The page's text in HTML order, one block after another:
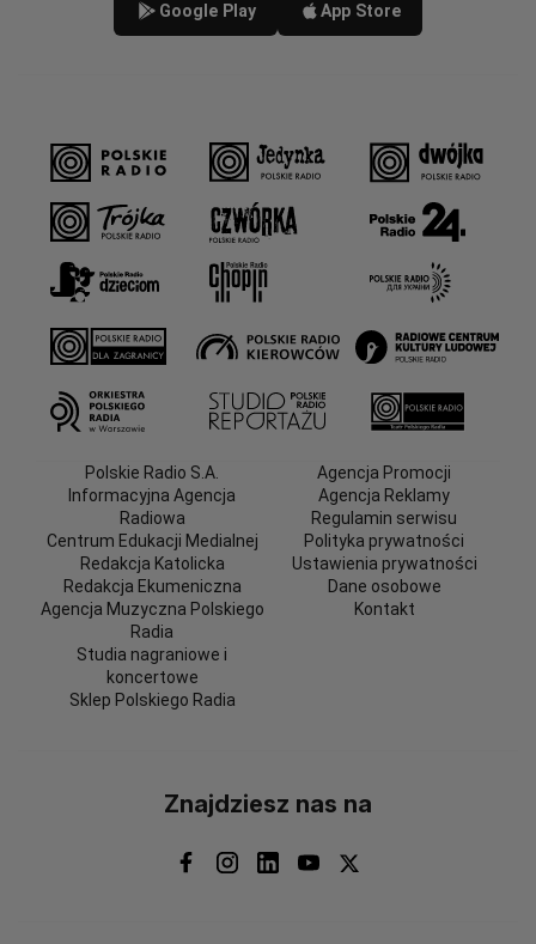
Google Play App Store
Polskie Radio S.A.
Informacyjna Agencja
Radiowa
Centrum Edukacji Medialnej
Redakcja Katolicka
Redakcja Ekumeniczna
Agencja Muzyczna Polskiego
Radia
Studia nagraniowe i
koncertowe
Sklep Polskiego Radia
Agencja Promocji
Agencja Reklamy
Regulamin serwisu
Polityka prywatności
Ustawienia prywatności
Dane osobowe
Kontakt
Znajdziesz nas na